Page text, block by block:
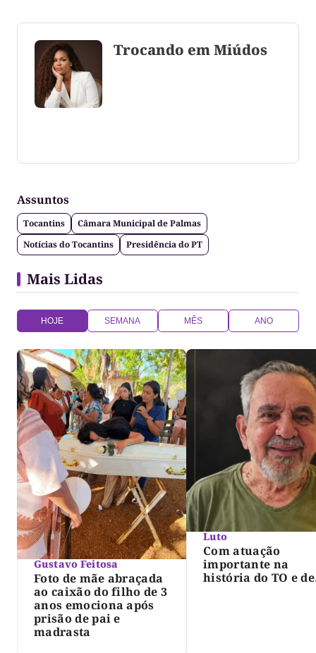
Trocando em Miúdos
consultora de comunicação. CEO Editora-Chefe da
político e anti-fake!
Assuntos
Tocantins
Câmara Municipal de Palmas
Notícias do Tocantins
Presidência do PT
Mais Lidas
HOJE SEMANA MÊS ANO
Gustavo Feitosa
Foto de mãe abraçada
ao caixão do filho de 3
anos emociona após
prisão de pai e
madrasta
Luto
Com atuação
importante na
história do TO e de